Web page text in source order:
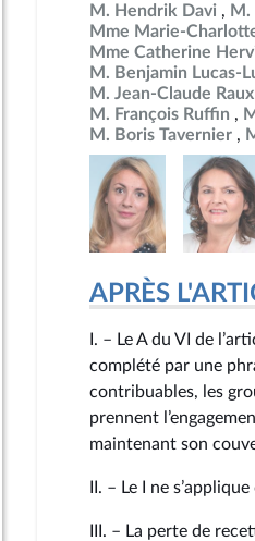
11 octobre 2024
13 octobre 2024
13 octobre 2024
13 octobre 2024
12 octobre 2024
13 octobre 2024
13 octobre 2024
11 octobre 2024
11 octobre 2024
13 octobre 2024
13 octobre 2024
M. Hendrik Davi
M.
Mme Marie-
Mme Catherine
M. Benjamin Lucas-
M. Jean-Claude Raux
M. François Ruffin
M. Boris Tavernier
APRÈS
I. – Le A du VI de
complété par une
contribuables, les
prennent
maintenant son
II. – Le I ne
III. – La perte de